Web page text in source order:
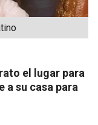
el lugar para
a su casa para